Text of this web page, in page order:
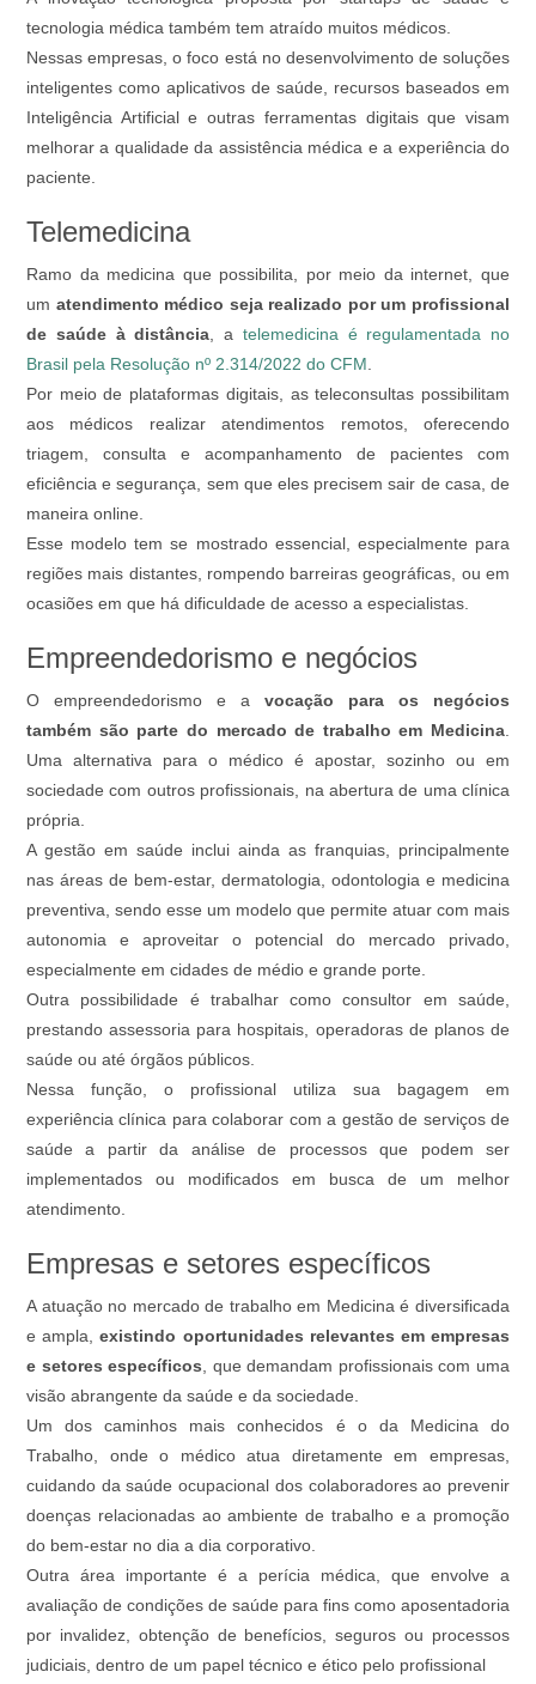
tecnologia médica também tem atraído muitos médicos.
Nessas empresas, o foco está no desenvolvimento de soluções
inteligentes como aplicativos de saúde, recursos baseados em
Inteligência Artificial e outras ferramentas digitais que visam
melhorar a qualidade da assistência médica e a experiência do
paciente.
Telemedicina
Ramo da medicina que possibilita, por meio da internet, que
um atendimento médico seja realizado por um profissional
de saúde à distância, a telemedicina é regulamentada no
Brasil pela Resolução nº 2.314/2022 do CFM.
Por meio de plataformas digitais, as teleconsultas possibilitam
aos médicos realizar atendimentos remotos, oferecendo
triagem, consulta e acompanhamento de pacientes com
eficiência e segurança, sem que eles precisem sair de casa, de
maneira online.
Esse modelo tem se mostrado essencial, especialmente para
regiões mais distantes, rompendo barreiras geográficas, ou em
ocasiões em que há dificuldade de acesso a especialistas.
Empreendedorismo e negócios
O empreendedorismo e a vocação para os negócios
também são parte do mercado de trabalho em Medicina.
Uma alternativa para o médico é apostar, sozinho ou em
sociedade com outros profissionais, na abertura de uma clínica
própria.
A gestão em saúde inclui ainda as franquias, principalmente
nas áreas de bem-estar, dermatologia, odontologia e medicina
preventiva, sendo esse um modelo que permite atuar com mais
autonomia e aproveitar o potencial do mercado privado,
especialmente em cidades de médio e grande porte.
Outra possibilidade é trabalhar como consultor em saúde,
prestando assessoria para hospitais, operadoras de planos de
saúde ou até órgãos públicos.
Nessa função, o profissional utiliza sua bagagem em
experiência clínica para colaborar com a gestão de serviços de
saúde a partir da análise de processos que podem ser
implementados ou modificados em busca de um melhor
atendimento.
Empresas e setores específicos
A atuação no mercado de trabalho em Medicina é diversificada
e ampla,existindo oportunidades relevantes em empresas
e setores específicos, que demandam profissionais com uma
visão abrangente da saúde e da sociedade.
Um dos caminhos mais conhecidos é o da Medicina do
Trabalho, onde o médico atua diretamente em empresas,
cuidando da saúde ocupacional dos colaboradores ao prevenir
doenças relacionadas ao ambiente de trabalho e a promoção
do bem-estar no dia a dia corporativo.
Outra área importante é a perícia médica, que envolve a
avaliação de condições de saúde para fins como aposentadoria
por invalidez, obtenção de benefícios, seguros ou processos
judiciais, dentro de um papel técnico e ético pelo profissional